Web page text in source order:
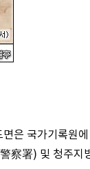
은 국가기록원
察署) 및 청주지